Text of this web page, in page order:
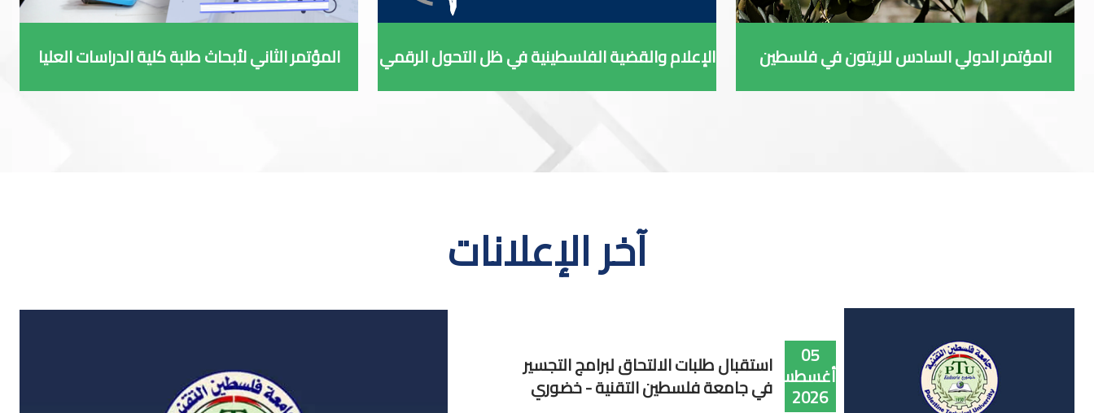
المؤتمر الدولي السادس للزيتون في فلسطين الإعلام والقضية الفلسطينية في ظل التحول الرقمي المؤتمر الثاني لأبحاث طلبة كلية الدراسات العليا
آخر الإعلانات
05
أغسطس
2026
استقبال طلبات الالتحاق لبرامج التجسير
في جامعة فلسطين التقنية - خضوري